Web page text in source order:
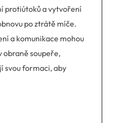
protiútoků a vytvoření
po ztrátě míče.
a komunikace mohou
obraně soupeře,
svou formaci, aby